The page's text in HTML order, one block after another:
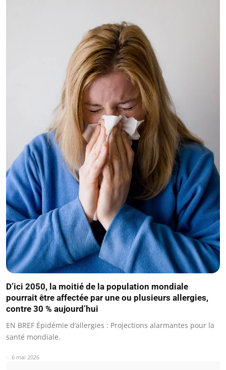
D’ici 2050, la moitié de la population mondiale
pourrait être affectée par une ou plusieurs allergies,
contre 30 % aujourd’hui
EN BREF Épidémie d’allergies : Projections alarmantes pour la
santé mondiale.
6 mai 2026